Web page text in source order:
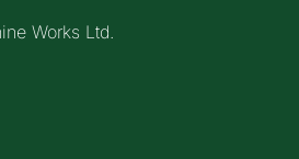
Works Ltd.